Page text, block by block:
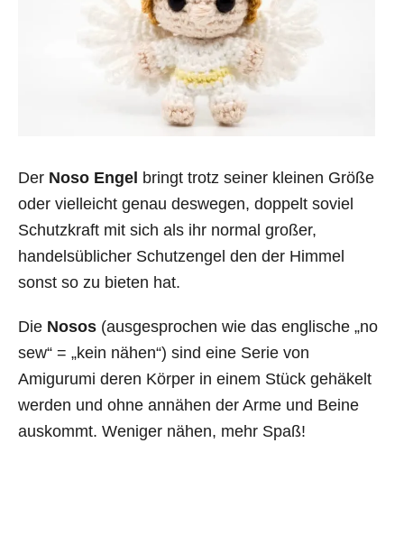
Der Noso Engel bringt trotz seiner kleinen Größe
oder vielleicht genau deswegen, doppelt soviel
Schutzkraft mit sich als ihr normal großer,
handelsüblicher Schutzengel den der Himmel
sonst so zu bieten hat.
Die Nosos (ausgesprochen wie das englische „no
sew“ = „kein nähen“) sind eine Serie von
Amigurumi deren Körper in einem Stück gehäkelt
werden und ohne annähen der Arme und Beine
auskommt. Weniger nähen, mehr Spaß!